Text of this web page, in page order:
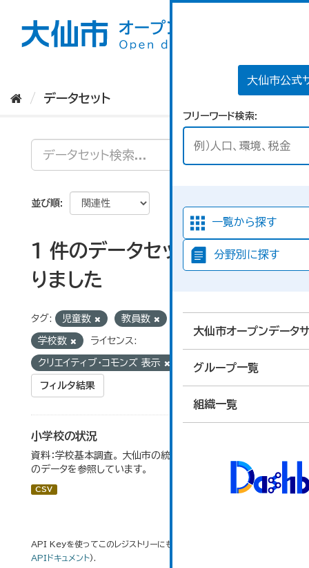
大仙市公式
フリーワード検索
一覧から探す
分野別に探す
大仙市オープンデータ
グループ一覧
組織一覧
データセット
並び順
1 件のデータセットが見つか
りました
タグ: 児童数 教員数
学校数 ライセンス:
クリエイティブ・コモンズ 表示
フィルタ結果
小学校の状況
資料：学校基本調査。 大仙市の統計「14-3 小学校の状況」
のデータを参照しています。
CSV
API Keyを使ってこのレジストリーにもアクセス可能です
APIドキュメント).